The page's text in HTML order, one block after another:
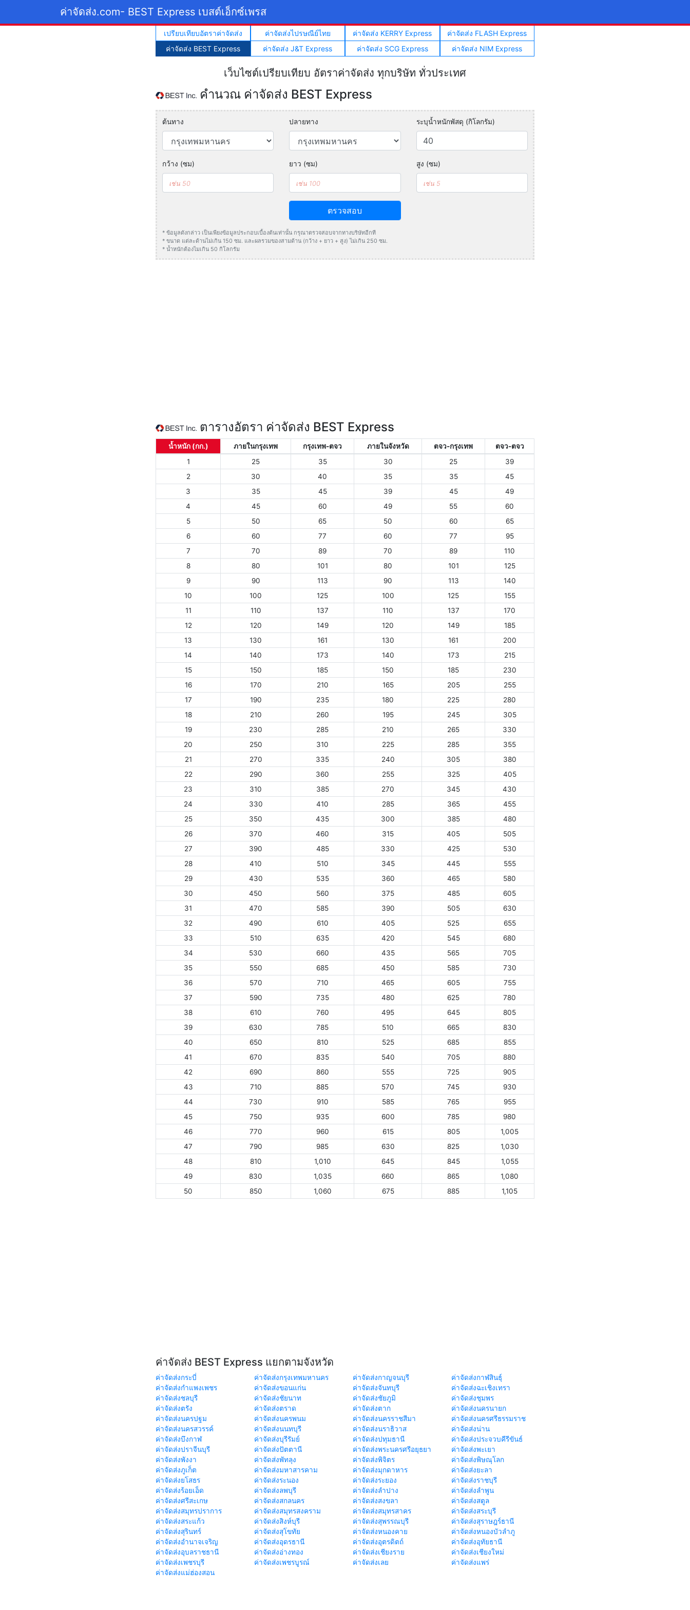
ค่าจัดส่ง.com- BEST Express เบสต์เอ็กซ์เพรส
เปรียบเทียบอัตราค่าจัดส่ง ค่าจัดส่งไปรษณีย์ไทย ค่าจัดส่ง KERRY Express
ค่าจัดส่ง FLASH Express
ค่าจัดส่ง BEST Express
ค่าจัดส่ง J&T Express ค่าจัดส่ง SCG Express ค่าจัดส่ง NIM Express
เว็บไซต์เปรียบเทียบ อัตราค่าจัดส่ง ทุกบริษัท ทั่วประเทศ
คำนวณ ค่าจัดส่ง BEST Express
ต้นทาง ปลายทาง ระบุน้ำหนักพัสดุ (กิโลกรัม)
กว้าง (ซม) ยาว (ซม) สูง (ซม)
ตรวจสอบ
* ข้อมูลดังกล่าว เป็นเพียงข้อมูลประกอบเบื้องต้นเท่านั้น กรุณาตรวจสอบจากทางบริษัทอีกที
* ขนาด แต่ละด้านไม่เกิน 150 ซม. และผลรวมของสามด้าน (กว้าง + ยาว + สูง) ไม่เกิน 250 ซม.
* น้ำหนักต้องไมเกิน 50 กิโลกรัม
ตารางอัตรา ค่าจัดส่ง BEST Express
น้ำหนัก (กก.) ภายในกรุงเทพ กรุงเทพ-ตจว ภายในจังหวัด ตจว-กรุงเทพ
ตจว-ตจว
1
25 35 30 25
39
2
30 40 35 35
45
3
35 45 39 45
49
4
45 60 49 55
60
5
50 65 50 60
65
6
60 77 60 77
95
7
70 89 70 89
110
8
80 101 80 101
125
9
90 113 90 113
140
10
100 125 100 125
155
11
110 137 110 137
170
12
120 149 120 149
185
13
130 161 130 161
200
14
140 173 140 173
215
15
150 185 150 185
230
16
170 210 165 205
255
17
190 235 180 225
280
18
210 260 195 245
305
19
230 285 210 265
330
20
250 310 225 285
355
21
270 335 240 305
380
22
290 360 255 325
405
23
310 385 270 345
430
24
330 410 285 365
455
25
350 435 300 385
480
26
370 460 315 405
505
27
390 485 330 425
530
28
410 510 345 445
555
29
430 535 360 465
580
30
450 560 375 485
605
31
470 585 390 505
630
32
490 610 405 525
655
33
510 635 420 545
680
34
530 660 435 565
705
35
550 685 450 585
730
36
570 710 465 605
755
37
590 735 480 625
780
38
610 760 495 645
805
39
630 785 510 665
830
40
650 810 525 685
855
41
670 835 540 705
880
42
690 860 555 725
905
43
710 885 570 745
930
44
730 910 585 765
955
45
750 935 600 785
980
46
770 960 615 805
1,005
47
790 985 630 825
1,030
48
810 1,010 645 845
1,055
49
830 1,035 660 865
1,080
50
850 1,060 675 885 1,105
ค่าจัดส่ง BEST Express แยกตามจังหวัด
ค่าจัดส่งกระบี่ ค่าจัดส่งกรุงเทพมหานคร ค่าจัดส่งกาญจนบุรี
ค่าจัดส่งกาฬสินธุ์
ค่าจัดส่งกำแพงเพชร
ค่าจัดส่งขอนแก่น ค่าจัดส่งจันทบุรี
ค่าจัดส่งฉะเชิงเทรา
ค่าจัดส่งชลบุรี
ค่าจัดส่งชัยนาท ค่าจัดส่งชัยภูมิ
ค่าจัดส่งชุมพร
ค่าจัดส่งตรัง
ค่าจัดส่งตราด ค่าจัดส่งตาก
ค่าจัดส่งนครนายก
ค่าจัดส่งนครปฐม
ค่าจัดส่งนครพนม ค่าจัดส่งนครราชสีมา
ค่าจัดส่งนครศรีธรรมราช
ค่าจัดส่งนครสวรรค์
ค่าจัดส่งนนทบุรี ค่าจัดส่งนราธิวาส
ค่าจัดส่งน่าน
ค่าจัดส่งบึงกาฬ
ค่าจัดส่งบุรีรัมย์ ค่าจัดส่งปทุมธานี
ค่าจัดส่งประจวบคีรีขันธ์
ค่าจัดส่งปราจีนบุรี
ค่าจัดส่งปัตตานี ค่าจัดส่งพระนครศรีอยุธยา
ค่าจัดส่งพะเยา
ค่าจัดส่งพังงา
ค่าจัดส่งพัทลุง ค่าจัดส่งพิจิตร
ค่าจัดส่งพิษณุโลก
ค่าจัดส่งภูเก็ต
ค่าจัดส่งมหาสารคาม ค่าจัดส่งมุกดาหาร
ค่าจัดส่งยะลา
ค่าจัดส่งยโสธร
ค่าจัดส่งระนอง ค่าจัดส่งระยอง
ค่าจัดส่งราชบุรี
ค่าจัดส่งร้อยเอ็ด
ค่าจัดส่งลพบุรี ค่าจัดส่งลำปาง
ค่าจัดส่งลำพูน
ค่าจัดส่งศรีสะเกษ
ค่าจัดส่งสกลนคร ค่าจัดส่งสงขลา
ค่าจัดส่งสตูล
ค่าจัดส่งสมุทรปราการ
ค่าจัดส่งสมุทรสงคราม ค่าจัดส่งสมุทรสาคร
ค่าจัดส่งสระบุรี
ค่าจัดส่งสระแก้ว
ค่าจัดส่งสิงห์บุรี ค่าจัดส่งสุพรรณบุรี
ค่าจัดส่งสุราษฎร์ธานี
ค่าจัดส่งสุรินทร์
ค่าจัดส่งสุโขทัย ค่าจัดส่งหนองคาย
ค่าจัดส่งหนองบัวลำภู
ค่าจัดส่งอำนาจเจริญ
ค่าจัดส่งอุดรธานี ค่าจัดส่งอุตรดิตถ์
ค่าจัดส่งอุทัยธานี
ค่าจัดส่งอุบลราชธานี
ค่าจัดส่งอ่างทอง ค่าจัดส่งเชียงราย
ค่าจัดส่งเชียงใหม่
ค่าจัดส่งเพชรบุรี
ค่าจัดส่งเพชรบูรณ์ ค่าจัดส่งเลย
ค่าจัดส่งแพร่
ค่าจัดส่งแม่ฮ่องสอน